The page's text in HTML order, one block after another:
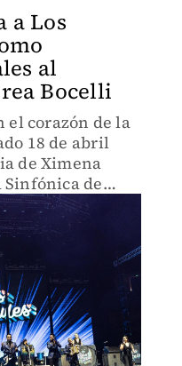
a Los
al
Bocelli
el corazón de la
18 de abril
de Ximena
Sinfónica de
al intérprete